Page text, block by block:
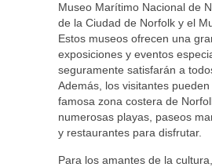
Museo Marítimo Nacional de
de la Ciudad de Norfolk y el
Estos museos ofrecen una
exposiciones y eventos
seguramente satisfarán a
Además, los visitantes
famosa zona costera de
numerosas playas, paseos
y restaurantes para disfrutar.
Para los amantes de la